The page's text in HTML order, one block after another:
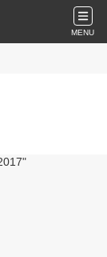
MENU